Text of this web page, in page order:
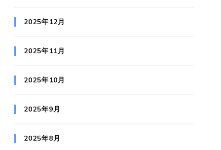
2025年12月
2025年11月
2025年10月
2025年9月
2025年8月